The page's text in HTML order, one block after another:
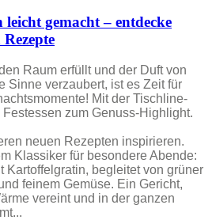
leicht gemacht – entdecke
Raum erfüllt und der Duft von
Sinne verzaubert, ist es Zeit für
Mit der Tischline-
zum Genuss-Highlight.
neuen Rezepten inspirieren.
Klassiker für besondere Abende:
Kartoffelgratin, begleitet von grüner
feinem Gemüse. Ein Gericht,
vereint und in der ganzen